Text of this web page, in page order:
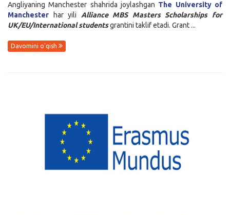
Angliyaning Manchester shahrida joylashgan The University of
Manchester har yili Alliance MBS Masters Scholarships for
UK/EU/International studentsgrantini taklif etadi. Grant ...
Davomini o'qish